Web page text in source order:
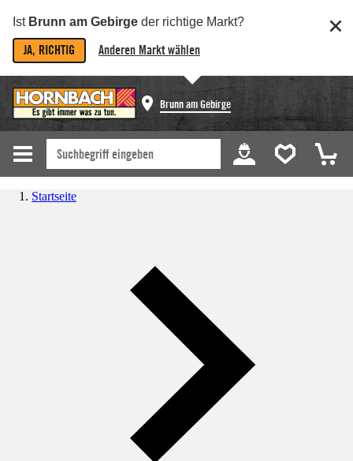
Ist Brunn am Gebirge der richtige Markt?
JA, RICHTIG Anderen Markt wählen
Brunn am Gebirge
Startseite